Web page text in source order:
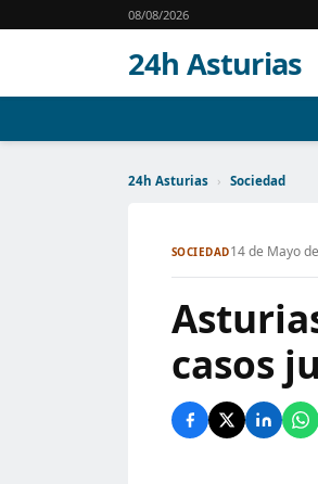
08/08/2026
24h Asturias
24h Asturias › Sociedad
SOCIEDAD14 de Mayo
casos